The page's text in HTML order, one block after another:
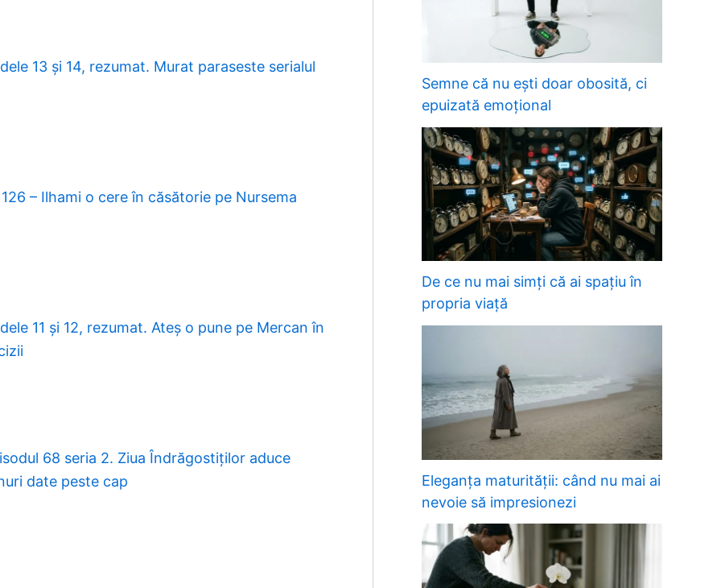
13 și 14, rezumat. Murat paraseste serialul
– Ilhami o cere în căsătorie pe Nursema
11 și 12, rezumat. Ateș o pune pe Mercan în
68 seria 2. Ziua Îndrăgostiților aduce
date peste cap
Semne că nu ești doar obosită, ci
epuizată emoțional
De ce nu mai simți că ai spațiu în
propria viață
Eleganța maturității: când nu mai ai
nevoie să impresionezi